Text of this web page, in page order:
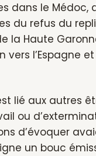
dans le Médoc,
du refus du
Haute
l’Espagne
lié aux autres
ou
d’évoquer
un bouc